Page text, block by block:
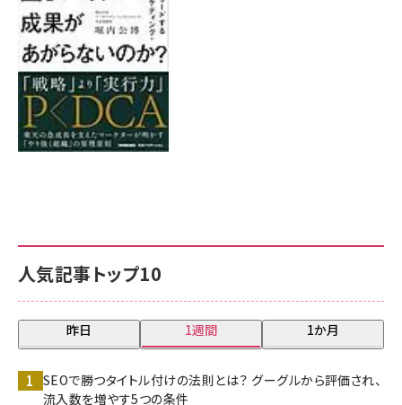
人気記事トップ10
昨日 1週間 1か月
SEOで勝つタイトル付けの法則とは？ グーグルから評価され、
流入数を増やす5つの条件
8月7日 10:00